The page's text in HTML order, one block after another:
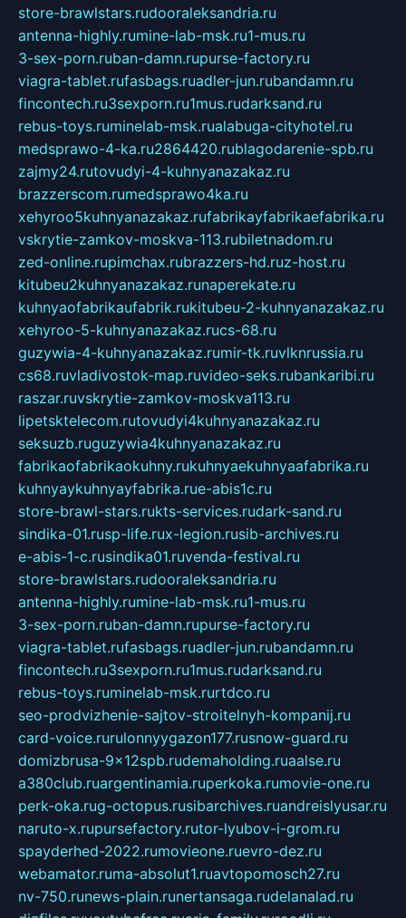
store-brawlstars.rudooraleksandria.ru
antenna-highly.rumine-lab-msk.ru1-mus.ru
3-sex-porn.ruban-damn.rupurse-factory.ru
viagra-tablet.rufasbags.ruadler-jun.rubandamn.ru
fincontech.ru3sexporn.ru1mus.rudarksand.ru
rebus-toys.ruminelab-msk.rualabuga-cityhotel.ru
medsprawo-4-ka.ru2864420.rublagodarenie-spb.ru
zajmy24.rutovudyi-4-kuhnyanazakaz.ru
brazzerscom.rumedsprawo4ka.ru
xehyroo5kuhnyanazakaz.rufabrikayfabrikaefabrika.ru
vskrytie-zamkov-moskva-113.rubiletnadom.ru
zed-online.rupimchax.rubrazzers-hd.ruz-host.ru
kitubeu2kuhnyanazakaz.runaperekate.ru
kuhnyaofabrikaufabrik.rukitubeu-2-kuhnyanazakaz.ru
xehyroo-5-kuhnyanazakaz.rucs-68.ru
guzywia-4-kuhnyanazakaz.rumir-tk.ruvlknrussia.ru
cs68.ruvladivostok-map.ruvideo-seks.rubankaribi.ru
raszar.ruvskrytie-zamkov-moskva113.ru
lipetsktelecom.rutovudyi4kuhnyanazakaz.ru
seksuzb.ruguzywia4kuhnyanazakaz.ru
fabrikaofabrikaokuhny.rukuhnyaekuhnyaafabrika.ru
kuhnyaykuhnyayfabrika.rue-abis1c.ru
store-brawl-stars.rukts-services.rudark-sand.ru
sindika-01.rusp-life.rux-legion.rusib-archives.ru
e-abis-1-c.rusindika01.ruvenda-festival.ru
store-brawlstars.rudooraleksandria.ru
antenna-highly.rumine-lab-msk.ru1-mus.ru
3-sex-porn.ruban-damn.rupurse-factory.ru
viagra-tablet.rufasbags.ruadler-jun.rubandamn.ru
fincontech.ru3sexporn.ru1mus.rudarksand.ru
rebus-toys.ruminelab-msk.rurtdco.ru
seo-prodvizhenie-sajtov-stroitelnyh-kompanij.ru
card-voice.rurulonnyygazon177.rusnow-guard.ru
domizbrusa-9x12spb.rudemaholding.ruaalse.ru
a380club.ruargentinamia.ruperkoka.rumovie-one.ru
perk-oka.rug-octopus.rusibarchives.ruandreislyusar.ru
naruto-x.rupursefactory.rutor-lyubov-i-grom.ru
spayderhed-2022.rumovieone.ruevro-dez.ru
webamator.ruma-absolut1.ruavtopomosch27.ru
nv-750.runews-plain.runertansaga.rudelanalad.ru